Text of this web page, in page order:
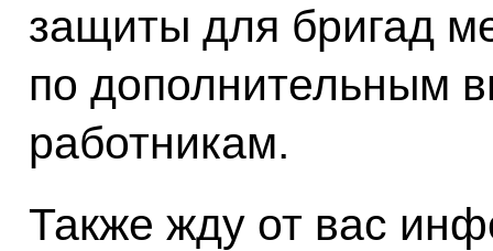
защиты для бригад
по дополнительным
работникам.
Также жду от вас